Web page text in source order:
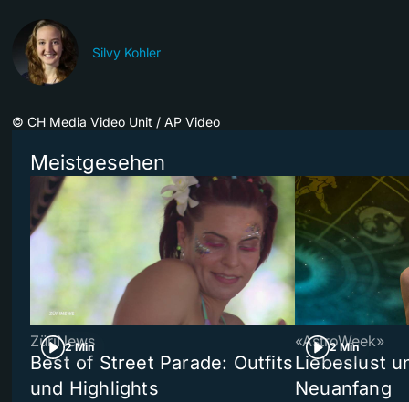
Silvy Kohler
© CH Media Video Unit / AP Video
Meistgesehen
2 Min
ZüriNews
Best of Street Parade: Outfits
und Highlights
2 Min
«AstroWeek»
Liebeslust
Neuanfang